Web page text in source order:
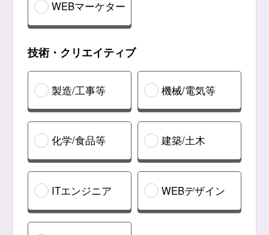
WEBマーケター
技術・クリエイティブ
製造/工事等 機械/電気等
化学/食品等 建築/土木
ITエンジニア WEBデザイン